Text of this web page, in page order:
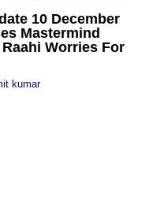
10 December
Mastermind
Worries For
kumar